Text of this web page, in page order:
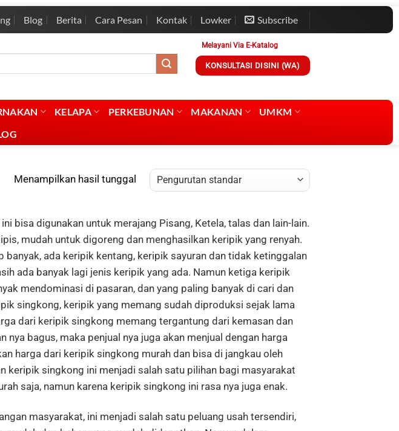
Blog Berita Cara Pesan Kontak Lowker Subscribe
Melayani Via E-Katalog
KONSULTASI DISINI (WA)
KELAPA PERKEBUNAN MAKANAN
UMKM
Menampilkan hasil tunggal
bisa digunakan untuk merajang Pisang, Ketela, talas dan lain-lain.
mudah untuk digoreng dan menghasilkan keripik yang renyah.
banyak, ada keripik kentang, keripik sayuran dan tidak ketinggalan
ada banyak lagi jenis keripik yang ada. Namun ketiga keripik
mendominasi di pasaran, dan yang paling banyak di cari dan
singkong, keripik yang memang sudah diproduksi sejak lama
dari keripik singkong memang tergantung dari kemasan dan
nya bagus, maka penjual nya juga akan menjual dengan harga
harga dari keripik singkong murah dan bisa di jangkau oleh
keripik singkong ini menjadi salah satu pilihan bagi masyarakat
saja, namun karena keripik singkong ini rasa nya juga enak.
masyarakat, ini menjadi salah satu peluang usah tersendiri,